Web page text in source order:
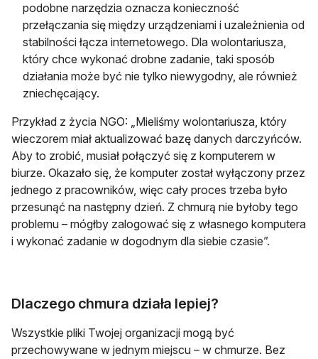
podobne narzędzia oznacza konieczność
przełączania się między urządzeniami i uzależnienia od
stabilności łącza internetowego. Dla wolontariusza,
który chce wykonać drobne zadanie, taki sposób
działania może być nie tylko niewygodny, ale również
zniechęcający.
Przykład z życia NGO: „Mieliśmy wolontariusza, który
wieczorem miał aktualizować bazę danych darczyńców.
Aby to zrobić, musiał połączyć się z komputerem w
biurze. Okazało się, że komputer został wyłączony przez
jednego z pracowników, więc cały proces trzeba było
przesunąć na następny dzień. Z chmurą nie byłoby tego
problemu – mógłby zalogować się z własnego komputera
i wykonać zadanie w dogodnym dla siebie czasie”.
Dlaczego chmura działa lepiej?
Wszystkie pliki Twojej organizacji mogą być
przechowywane w jednym miejscu – w chmurze. Bez